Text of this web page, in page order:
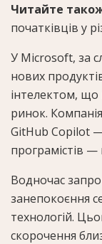
Читайте
початківців у
У Microsoft, за
нових
інтелектом,
ринок.
GitHub Copilot —
програмістів —
Водночас
занепокоєння
технологій.
скорочення